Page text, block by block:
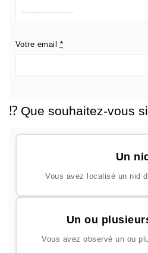
Votre email *
⁉️ Que souhaitez-vous
Un
Vous avez localisé un nid
Un ou
Vous avez observé un ou